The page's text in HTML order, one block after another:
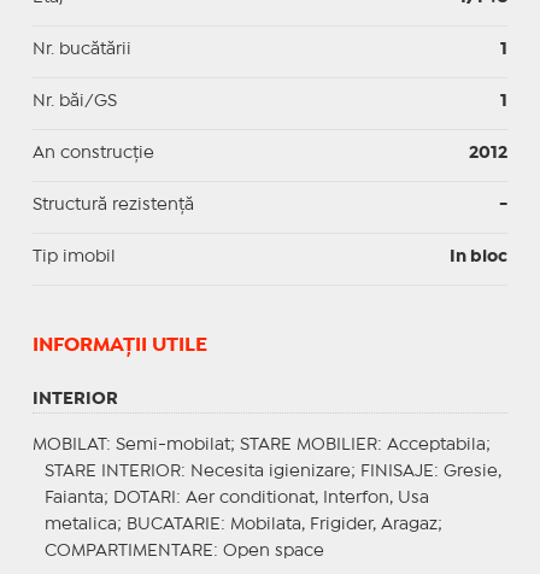
Nr. bucătării 1
Nr. băi/GS 1
An construcție 2012
Structură rezistență -
Tip imobil In bloc
INFORMAŢII UTILE
INTERIOR
MOBILAT : Semi-mobilat; STARE MOBILIER: Acceptabila;
STARE INTERIOR: Necesita igienizare; FINISAJE : Gresie,
Faianta;
DOTARI : Aer conditionat, Interfon, Usa
metalica; BUCATARIE : Mobilata, Frigider, Aragaz;
COMPARTIMENTARE : Open space